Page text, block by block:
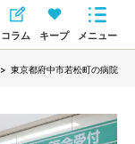
コラム キープ メニュー
> 東京都府中市若松町の病院